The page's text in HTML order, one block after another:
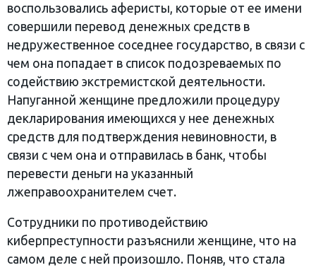
воспользовались аферисты, которые от ее имени
совершили перевод денежных средств в
недружественное соседнее государство, в связи с
чем она попадает в список подозреваемых по
содействию экстремистской деятельности.
Напуганной женщине предложили процедуру
декларирования имеющихся у нее денежных
средств для подтверждения невиновности, в
связи с чем она и отправилась в банк, чтобы
перевести деньги на указанный
лжеправоохранителем счет.
Сотрудники по противодействию
киберпреступности разъяснили женщине, что на
самом деле с ней произошло. Поняв, что стала